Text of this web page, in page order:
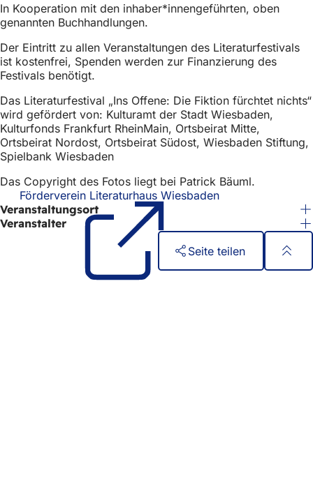
In Kooperation mit den inhaber*innengeführten, oben
genannten Buchhandlungen.
Der Eintritt zu allen Veranstaltungen des Literaturfestivals
ist kostenfrei, Spenden werden zur Finanzierung des
Festivals benötigt.
Das Literaturfestival „Ins Offene: Die Fiktion fürchtet nichts“
wird gefördert von: Kulturamt der Stadt Wiesbaden,
Kulturfonds Frankfurt RheinMain, Ortsbeirat Mitte,
Ortsbeirat Nordost, Ortsbeirat Südost, Wiesbaden Stiftung,
Spielbank Wiesbaden
Das Copyright des Fotos liegt bei Patrick Bäuml.
Förderverein Literaturhaus Wiesbaden
neuen
Tab)
Veranstaltungsort
Veranstalter
Seite teilen
Fußbereich